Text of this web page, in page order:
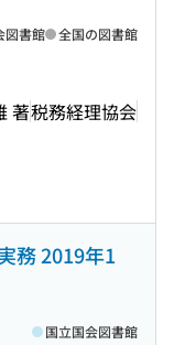
著税務経理協会
図書館 全国の図書館
務 2019年1
国立国会図書館